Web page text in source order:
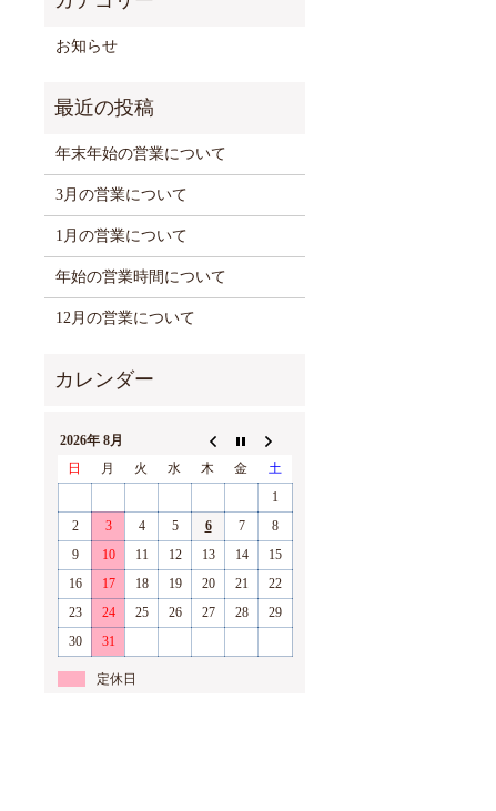
お知らせ
年末年始の営業について
3月の営業について
1月の営業について
年始の営業時間について
12月の営業について
2026年 8月
日
月 火 水 木 金
土
1
2
3 4 5 6 7
8
9
10 11 12 13 14
15
16
17 18 19 20 21
22
23
24 25 26 27 28
29
30
31
定休日